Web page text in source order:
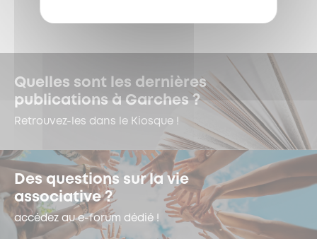
Quelles sont les dernières
publications à Garches ?
Retrouvez-les dans le Kiosque !
Des questions sur la vie
associative ?
accédez au e-forum dédié !